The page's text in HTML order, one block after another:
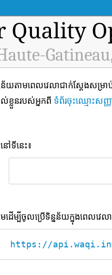
Quality
ន័យតាមពេលវេលាជាក់ស្តែង
ខ្លួនរបស់អ្នកពី ទំព័រចុះឈ្មោះសញ្ញ
ៅទីនេះ៖
ដើម្បីចូលប្រើទិន្នន័យក្នុងពេលវេល
https://api.waqi.info/